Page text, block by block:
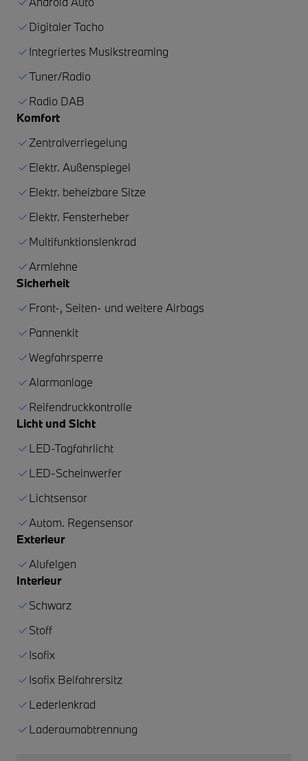
Digitaler Tacho
Integriertes Musikstreaming
Tuner/Radio
Radio DAB
Komfort
Zentralverriegelung
Elektr. Außenspiegel
Elektr. beheizbare Sitze
Elektr. Fensterheber
Multifunktionslenkrad
Armlehne
Sicherheit
Front-, Seiten- und weitere Airbags
Pannenkit
Wegfahrsperre
Alarmanlage
Reifendruckkontrolle
Licht und Sicht
LED-Tagfahrlicht
LED-Scheinwerfer
Lichtsensor
Autom. Regensensor
Exterieur
Alufelgen
Interieur
Schwarz
Stoff
Isofix
Isofix Beifahrersitz
Lederlenkrad
Laderaumabtrennung